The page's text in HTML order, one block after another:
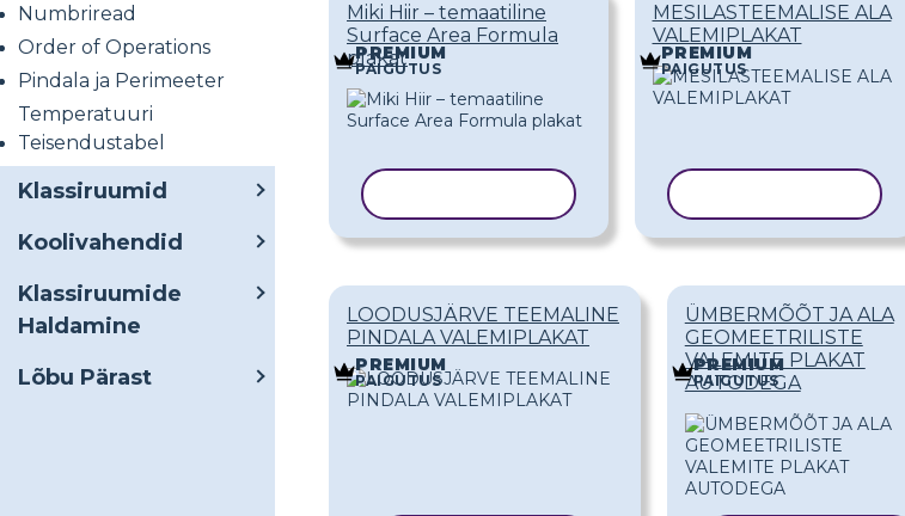
Numbriread
Order of Operations
Pindala ja Perimeeter
Temperatuuri
Teisendustabel
Klassiruumid
Koolivahendid
Klassiruumide
Haldamine
Lõbu Pärast
Miki Hiir – temaatiline
Surface Area Formula
plakat
PREMIUM
PAIGUTUS
MESILASTEEMALISE ALA
VALEMIPLAKAT
PREMIUM
PAIGUTUS
LOODUSJÄRVE TEEMALINE
PINDALA VALEMIPLAKAT
PREMIUM
PAIGUTUS
ÜMBERMÕÕT JA ALA
GEOMEETRILISTE
VALEMITE PLAKAT
AUTODEGA
PREMIUM
PAIGUTUS